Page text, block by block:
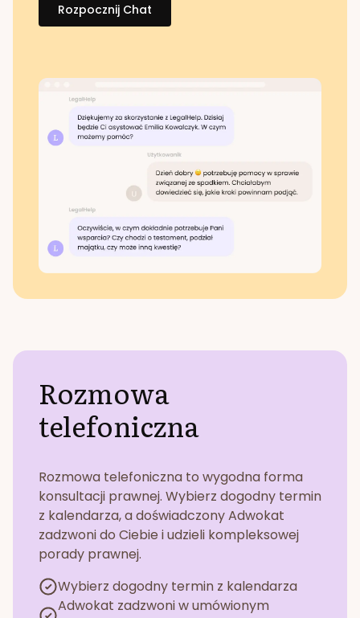
Rozpocznij Chat
Rozmowa
telefoniczna
Rozmowa telefoniczna to wygodna forma
konsultacji prawnej. Wybierz dogodny termin
z kalendarza, a doświadczony Adwokat
zadzwoni do Ciebie i udzieli kompleksowej
porady prawnej.
Wybierz dogodny termin z kalendarza
Adwokat zadzwoni w umówionym